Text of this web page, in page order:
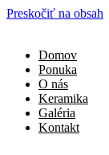
Preskočiť na obsah
Domov
Ponuka
O nás
Keramika
Galéria
Kontakt